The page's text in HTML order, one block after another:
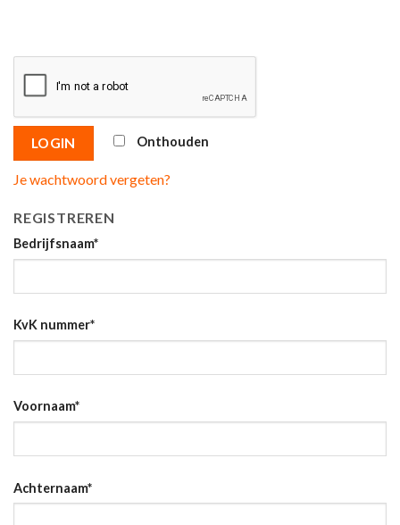
LOGIN Onthouden
Je wachtwoord vergeten?
REGISTREREN
Bedrijfsnaam*
KvK nummer*
Voornaam*
Achternaam*